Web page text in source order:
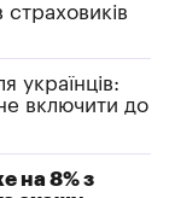
українців:
включити до
на 8% з